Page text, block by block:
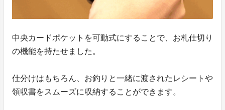
中央カードポケットを可動式にすることで、お札仕切り
の機能を持たせました。
仕分けはもちろん、お釣りと一緒に渡されたレシートや
領収書をスムーズに収納することができます。